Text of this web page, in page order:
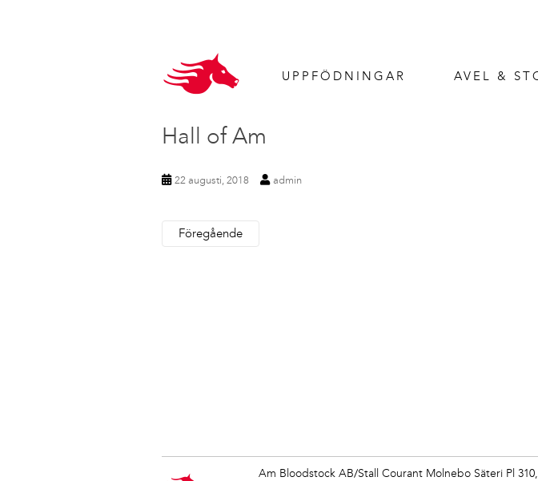
UPPFÖDNINGAR AVEL &
Hall of Am
22 augusti, 2018 admin
Föregående
Am Bloodstock AB/Stall Courant Molnebo Säteri Pl